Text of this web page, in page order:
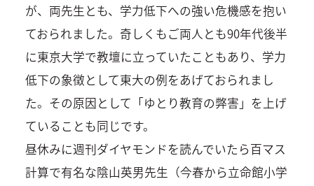
が、両先生とも、学力低下への強い危機感を抱い
ておられました。奇しくもご両人とも90年代後半
に東京大学で教壇に立っていたこともあり、学力
低下の象徴として東大の例をあげておられまし
た。その原因として「ゆとり教育の弊害」を上げ
ていることも同じです。
昼休みに週刊ダイヤモンドを読んでいたら百マス
計算で有名な陰山英男先生（今春から立命館小学